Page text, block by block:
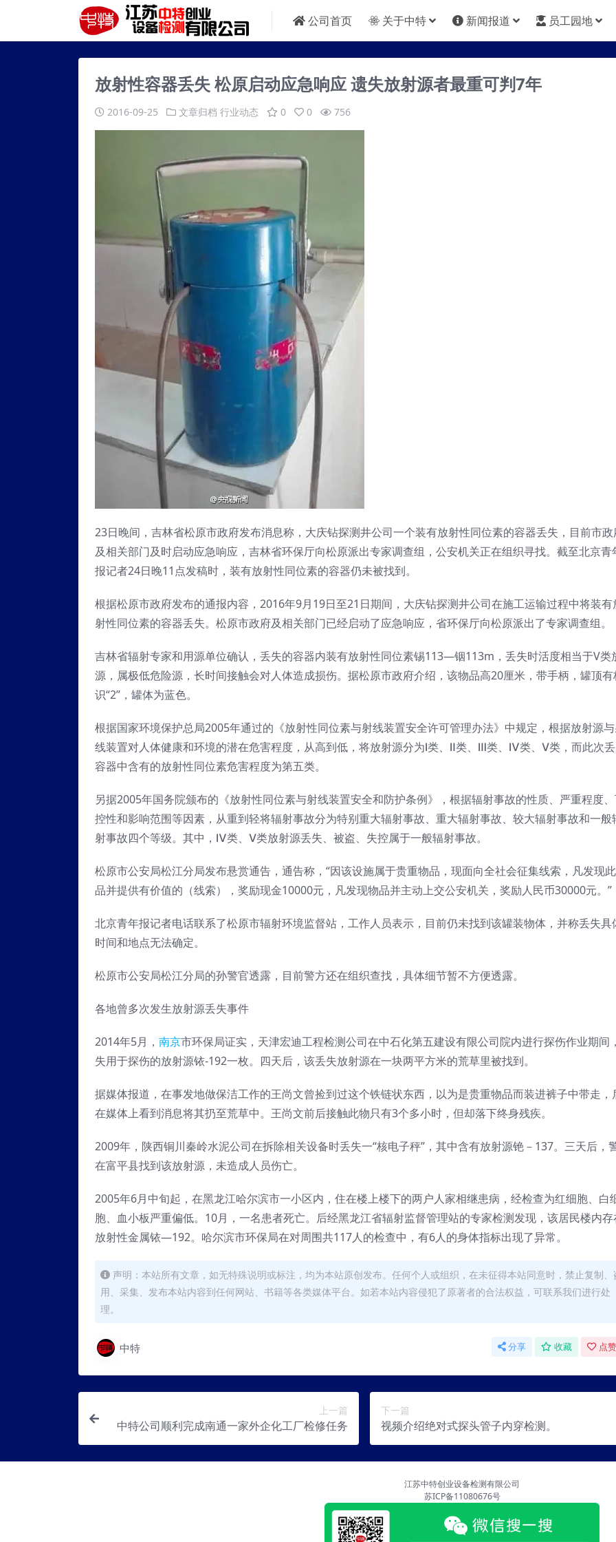
公司首页 关于中特 新闻报道 员工园地
放射性容器丢失 松原启动应急响应 遗失放射源者最重可判7年
2016-09-25 文章归档 行业动态 0 0 756
23日晚间，吉林省松原市政府发布消息称，大庆钻探测井公司一个装有放射性同位素的容器丢失，目前市政
及相关部门及时启动应急响应，吉林省环保厅向松原派出专家调查组，公安机关正在组织寻找。截至北京青
报记者24日晚11点发稿时，装有放射性同位素的容器仍未被找到。
根据松原市政府发布的通报内容，2016年9月19日至21日期间，大庆钻探测井公司在施工运输过程中将装有
射性同位素的容器丢失。松原市政府及相关部门已经启动了应急响应，省环保厅向松原派出了专家调查组。
吉林省辐射专家和用源单位确认，丢失的容器内装有放射性同位素锡113—铟113m，丢失时活度相当于V类
源，属极低危险源，长时间接触会对人体造成损伤。据松原市政府介绍，该物品高20厘米，带手柄，罐顶有
识“2”，罐体为蓝色。
根据国家环境保护总局2005年通过的《放射性同位素与射线装置安全许可管理办法》中规定，根据放射源
线装置对人体健康和环境的潜在危害程度，从高到低，将放射源分为Ⅰ类、Ⅱ类、Ⅲ类、Ⅳ类、Ⅴ类，而此次
容器中含有的放射性同位素危害程度为第五类。
另据2005年国务院颁布的《放射性同位素与射线装置安全和防护条例》，根据辐射事故的性质、严重程度
控性和影响范围等因素，从重到轻将辐射事故分为特别重大辐射事故、重大辐射事故、较大辐射事故和一般
射事故四个等级。其中，Ⅳ类、Ⅴ类放射源丢失、被盗、失控属于一般辐射事故。
松原市公安局松江分局发布悬赏通告，通告称，“因该设施属于贵重物品，现面向全社会征集线索，凡发现
品并提供有价值的（线索），奖励现金10000元，凡发现物品并主动上交公安机关，奖励人民币30000元。”
北京青年报记者电话联系了松原市辐射环境监督站，工作人员表示，目前仍未找到该罐装物体，并称丢失具
时间和地点无法确定。
松原市公安局松江分局的孙警官透露，目前警方还在组织查找，具体细节暂不方便透露。
各地曾多次发生放射源丢失事件
2014年5月， 南京市环保局证实，天津宏迪工程检测公司在中石化第五建设有限公司院内进行探伤作业期间
失用于探伤的放射源铱-192一枚。四天后，该丢失放射源在一块两平方米的荒草里被找到。
据媒体报道，在事发地做保洁工作的王尚文曾捡到过这个铁链状东西，以为是贵重物品而装进裤子中带走，
在媒体上看到消息将其扔至荒草中。王尚文前后接触此物只有3个多小时，但却落下终身残疾。
2009年，陕西铜川秦岭水泥公司在拆除相关设备时丢失一“核电子秤”，其中含有放射源铯－137。三天后，
在富平县找到该放射源，未造成人员伤亡。
2005年6月中旬起，在黑龙江哈尔滨市一小区内，住在楼上楼下的两户人家相继患病，经检查为红细胞、白
胞、血小板严重偏低。10月，一名患者死亡。后经黑龙江省辐射监督管理站的专家检测发现，该居民楼内存
放射性金属铱—192。哈尔滨市环保局在对周围共117人的检查中，有6人的身体指标出现了异常。
声明：本站所有文章，如无特殊说明或标注，均为本站原创发布。任何个人或组织，在未征得本站同意时，禁止复制、
用、采集、发布本站内容到任何网站、书籍等各类媒体平台。如若本站内容侵犯了原著者的合法权益，可联系我们进行处
理。
中特 分享 收藏 点
上一篇
中特公司顺利完成南通一家外企化工厂检修任务
下一篇
视频介绍绝对式探头管子内穿检测。
江苏中特创业设备检测有限公司
苏ICP备11080676号